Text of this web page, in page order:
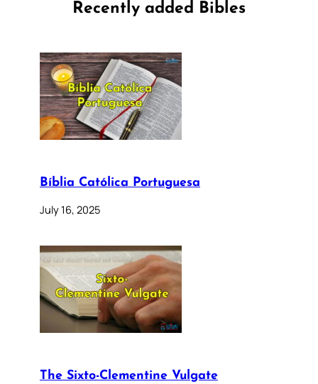
Recently added Bibles
Bíblia Católica Portuguesa
July 16, 2025
The Sixto-Clementine Vulgate